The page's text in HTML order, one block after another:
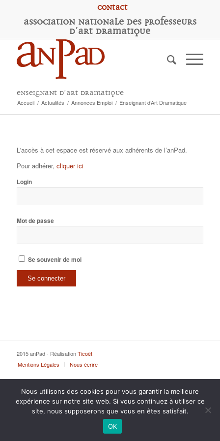
Contact
Association Nationale des Professeurs
d'Art Dramatique
Enseignant d’Art Dramatique
Accueil / Actualités / Annonces Emploi / Enseignant d’Art Dramatique
L'accès à cet espace est réservé aux adhérents de l’anPad.
Pour adhérer, cliquer ici
Login
Mot de passe
Se souvenir de moi
2015 anPad - RéalisationTicoët
Mentions Légales
Nous écrire
Nous utilisons des cookies pour vous garantir la meilleure
expérience sur notre site web. Si vous continuez à utiliser ce
site, nous supposerons que vous en êtes satisfait.
OK